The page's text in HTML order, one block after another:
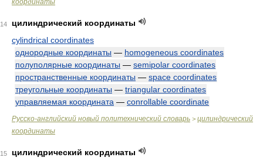
координаты
14
цилиндрический координаты
cylindrical coordinates
однородные координаты — homogeneous coordinates
полуполярные координаты — semipolar coordinates
пространственные координаты — space coordinates
треугольные координаты — triangular coordinates
управляемая координата — conrollable coordinate
Русско-английский новый политехнический словарь > цилиндрический
координаты
15
цилиндрический координаты